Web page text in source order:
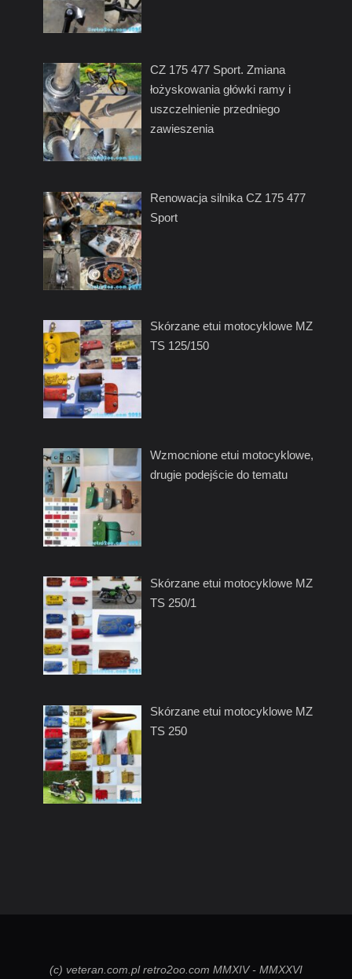
CZ 175 477 Sport. Zmiana
łożyskowania główki ramy i
uszczelnienie przedniego
zawieszenia
Renowacja silnika CZ 175 477
Sport
Skórzane etui motocyklowe MZ
TS 125/150
Wzmocnione etui motocyklowe,
drugie podejście do tematu
Skórzane etui motocyklowe MZ
TS 250/1
Skórzane etui motocyklowe MZ
TS 250
(c) veteran.com.pl retro2oo.com MMXIV - MMXXVI